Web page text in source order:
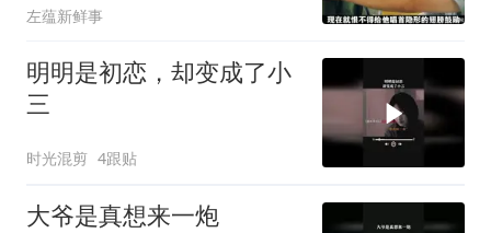
左蕴新鲜事
明明是初恋，却变成了小
三
时光混剪 4跟贴
大爷是真想来一炮